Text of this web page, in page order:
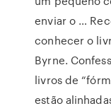
enviar o …
conhecer o
Byrne.
livros de
estão